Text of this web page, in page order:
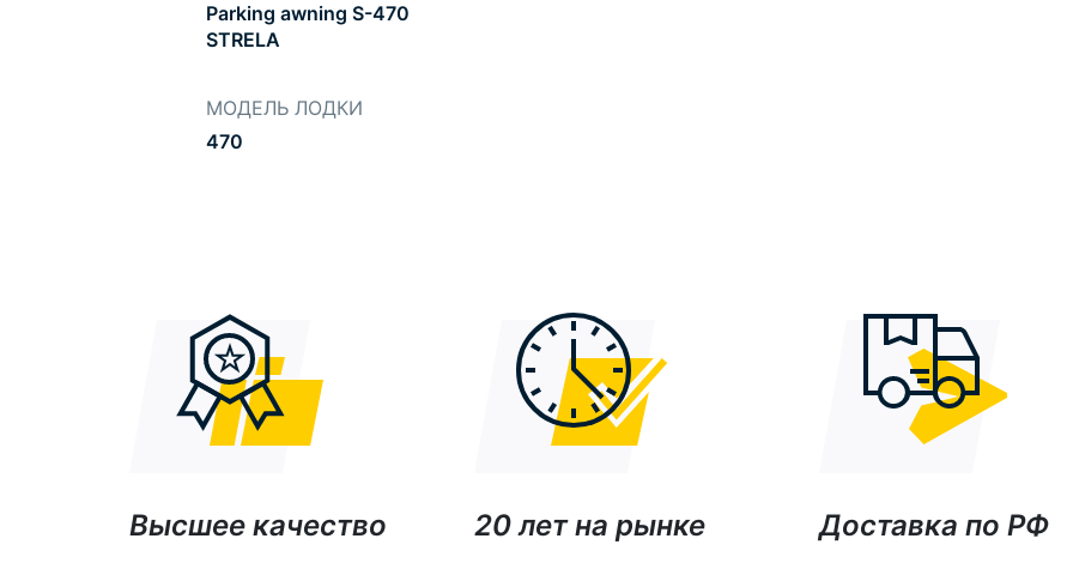
Parking awning S-470
STRELA
МОДЕЛЬ ЛОДКИ
470
Высшее качество 20 лет на рынке Доставка по РФ